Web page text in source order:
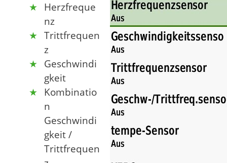
Herzfreque
nz
Trittfrequen
z
Geschwindi
gkeit
Kombinatio
n
Geschwindi
gkeit /
Trittfrequen